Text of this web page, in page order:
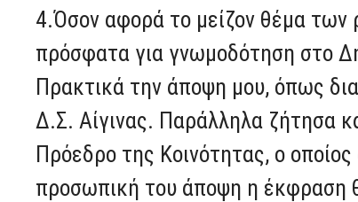
4.Όσον αφορά το μείζον θέμα των
πρόσφατα για γνωμοδότηση στο
Πρακτικά την άποψη μου, όπως
Δ.Σ. Αίγινας. Παράλληλα ζήτησα
Πρόεδρο της Κοινότητας, ο
προσωπική του άποψη η έκφραση